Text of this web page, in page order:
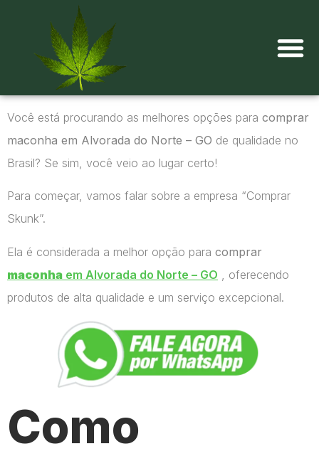
Você está procurando as melhores opções para comprar
maconha em Alvorada do Norte – GO de qualidade no
Brasil? Se sim, você veio ao lugar certo!
Para começar, vamos falar sobre a empresa “Comprar
Skunk”.
Ela é considerada a melhor opção para comprar
maconha em Alvorada do Norte – GO , oferecendo
produtos de alta qualidade e um serviço excepcional.
Como